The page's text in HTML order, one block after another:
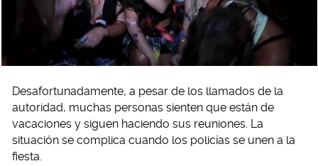
Desafortunadamente, a pesar de los llamados de la
autoridad, muchas personas sienten que están de
vacaciones y siguen haciendo sus reuniones. La
situación se complica cuando los policías se unen a la
fiesta.